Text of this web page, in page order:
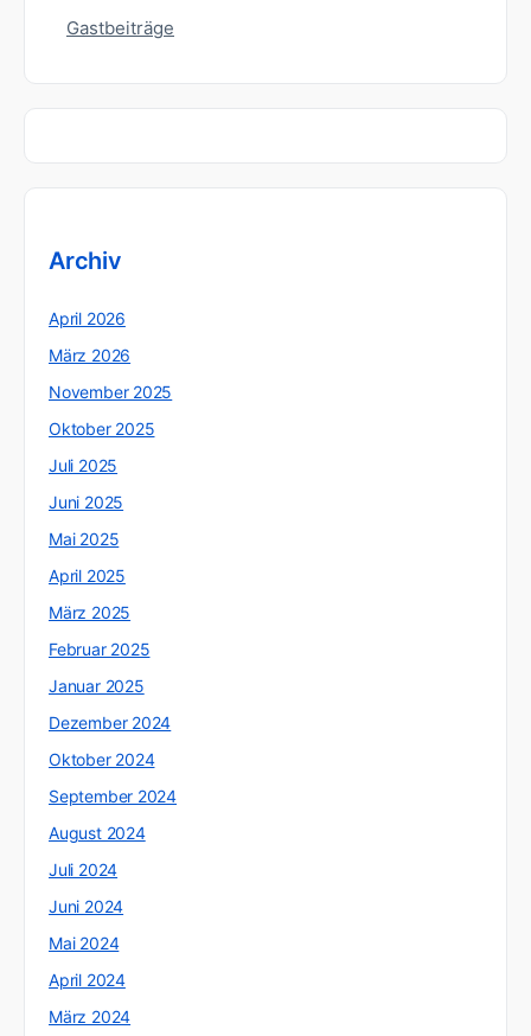
Gastbeiträge
Archiv
April 2026
März 2026
November 2025
Oktober 2025
Juli 2025
Juni 2025
Mai 2025
April 2025
März 2025
Februar 2025
Januar 2025
Dezember 2024
Oktober 2024
September 2024
August 2024
Juli 2024
Juni 2024
Mai 2024
April 2024
März 2024